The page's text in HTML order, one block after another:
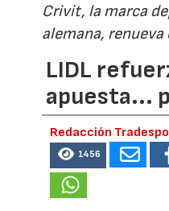
Crivit, la marca
alemana,
LIDL
apuesta...
Redacción
1456